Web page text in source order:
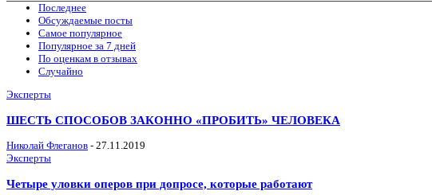
Последнее
Обсуждаемые посты
Самое популярное
Популярное за 7 дней
По оценкам в отзывах
Случайно
Эксперты
ШЕСТЬ СПОСОБОВ ЗАКОННО «ПРОБИТЬ» ЧЕЛОВЕКА
Николай Флеганов - 27.11.2019
Эксперты
Четыре уловки оперов при допросе, которые работают